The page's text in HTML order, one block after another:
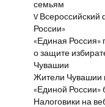
семьям
V Всероссийский
России»
«Единая
о защите
Чувашии
Жители Чувашии
«Единой России»
Налоговики на